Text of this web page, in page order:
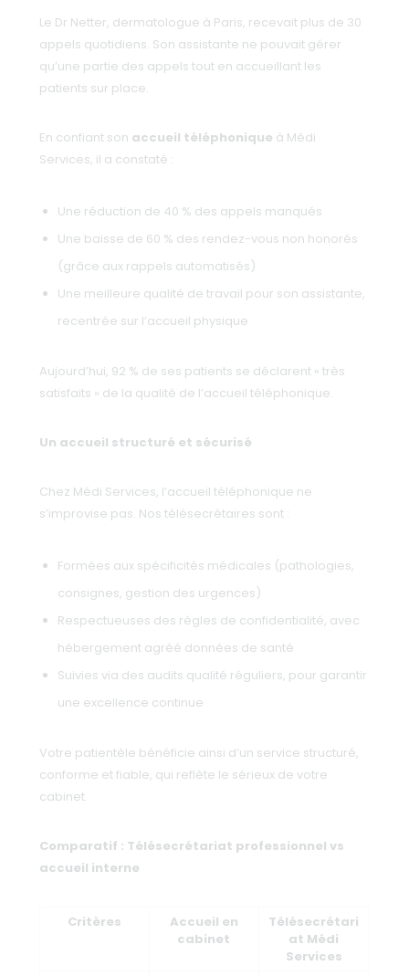
Le Dr Netter, dermatologue à Paris, recevait plus de 30
appels quotidiens. Son assistante ne pouvait gérer
qu’une partie des appels tout en accueillant les
patients sur place.
En confiant son accueil téléphonique à Médi
Services, il a constaté :
Une réduction de 40 % des appels manqués
Une baisse de 60 % des rendez-vous non honorés
(grâce aux rappels automatisés)
Une meilleure qualité de travail pour son assistante,
recentrée sur l’accueil physique
Aujourd’hui, 92 % de ses patients se déclarent « très
satisfaits » de la qualité de l’accueil téléphonique.
Un accueil structuré et sécurisé
Chez Médi Services, l’accueil téléphonique ne
s’improvise pas. Nos télésecrétaires sont :
Formées aux spécificités médicales (pathologies,
consignes, gestion des urgences)
Respectueuses des règles de confidentialité, avec
hébergement agréé données de santé
Suivies via des audits qualité réguliers, pour garantir
une excellence continue
Votre patientèle bénéficie ainsi d’un service structuré,
conforme et fiable, qui reflète le sérieux de votre
cabinet.
Comparatif : Télésecrétariat professionnel vs
accueil interne
Critères
Accueil en
cabinet
Télésecrétari
at Médi
Services